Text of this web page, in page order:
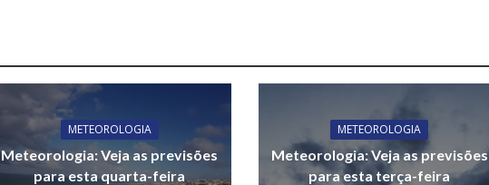
METEOROLOGIA
Meteorologia: Veja as previsões
para esta quarta-feira
METEOROLOGIA
Meteorologia: Veja as previsões
para esta terça-feira